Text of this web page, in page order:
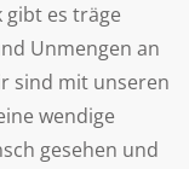
es träge
Unmengen an
sind mit unseren
wendige
gesehen und